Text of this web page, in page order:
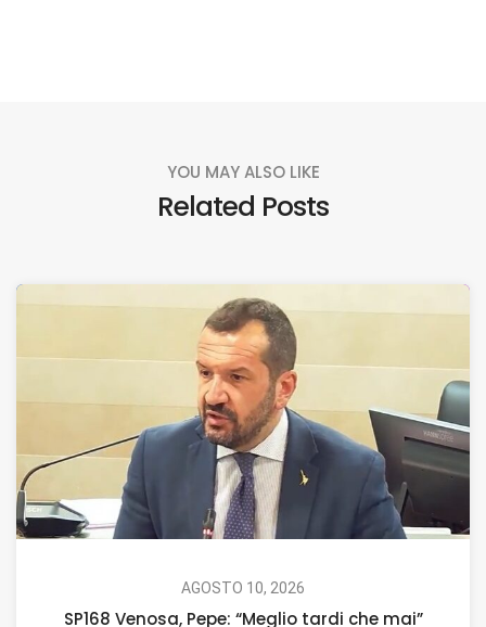
YOU MAY ALSO LIKE
Related Posts
AGOSTO 10, 2026
SP168 Venosa, Pepe: “Meglio tardi che mai”